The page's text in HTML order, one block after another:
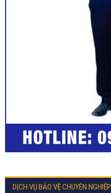
DỊCH VỤ BẢO VỆ CHUYÊN NGHIỆP